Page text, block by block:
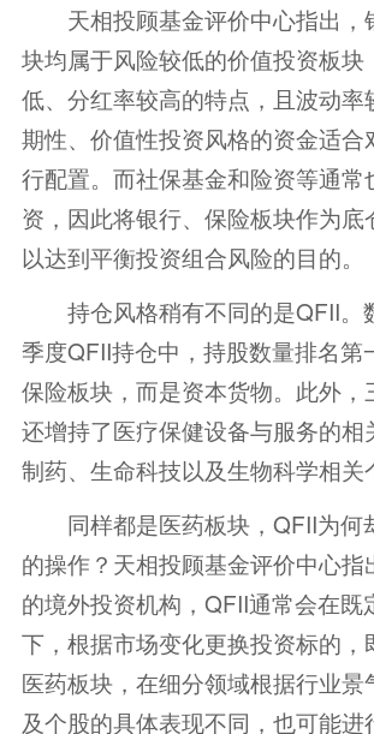
天相投顾基金评价中心指出，
块均属于风险较低的价值投资板块
低、分红率较高的特点，且波动率
期性、价值性投资风格的资金适合
行配置。而社保基金和险资等通常
资，因此将银行、保险板块作为底
以达到平衡投资组合风险的目的。
持仓风格稍有不同的是QFII。
季度QFII持仓中，持股数量排名第
保险板块，而是资本货物。此外，
还增持了医疗保健设备与服务的相
制药、生命科技以及生物科学相关
同样都是医药板块，QFII为何
的操作？天相投顾基金评价中心指
的境外投资机构，QFII通常会在既
下，根据市场变化更换投资标的，
医药板块，在细分领域根据行业景
及个股的具体表现不同，也可能进